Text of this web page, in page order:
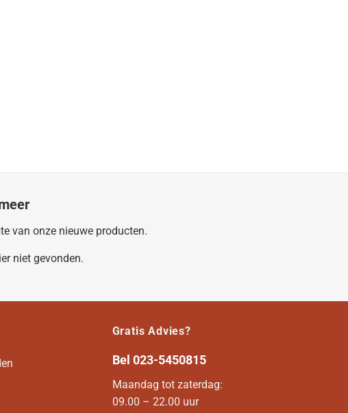
van onze nieuwe producten.
niet gevonden.
Gratis Advies?
Bel 023-5450815
Maandag tot zaterdag:
09.00 – 22.00 uur